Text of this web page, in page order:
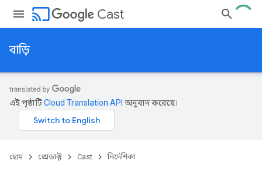
cast Cast
বাড়ি
এই পৃষ্ঠাটিCloud Translation API অনুবাদ করেছে।
হোম প্রোডাক্ট Cast নির্দেশিকা